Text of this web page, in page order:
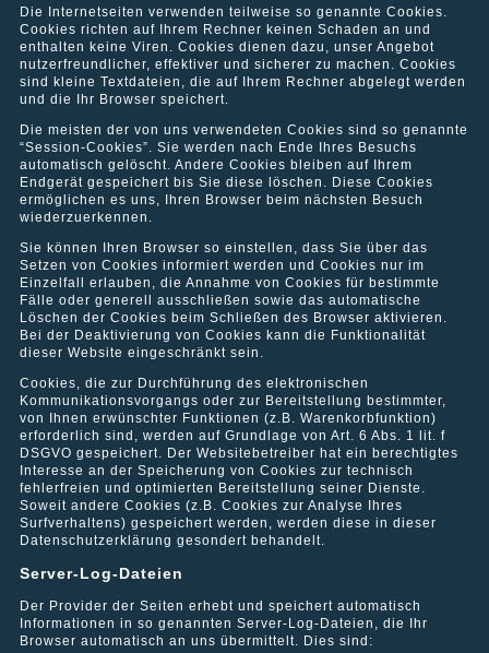
Referenzen
Sehen Sie hier einige Referenzobjekte der CityGate Immobilien
GmbH.Aus Gründen der Diskretion im Hinblick auf unsere
Eigentümer werden keine Adressdaten genannt. Sehen Sie hier
einige Referenzobjekte der CityGate Immobilien GmbH.Aus
Gründen der Diskretion im Hinblick auf unsere Eigentümer
werden keine Adressdaten genannt.
Wohn- und Geschäftshaus in Berlin-Charlottenburg
Die Internetseiten verwenden teilweise so genannte Cookies.
Cookies richten auf Ihrem Rechner keinen Schaden an und
enthalten keine Viren. Cookies dienen dazu, unser Angebot
nutzerfreundlicher, effektiver und sicherer zu machen. Cookies
sind kleine Textdateien, die auf Ihrem Rechner abgelegt werden
und die Ihr Browser speichert.
Die meisten der von uns verwendeten Cookies sind so genannte
“Session-Cookies”. Sie werden nach Ende Ihres Besuchs
automatisch gelöscht. Andere Cookies bleiben auf Ihrem
Endgerät gespeichert bis Sie diese löschen. Diese Cookies
ermöglichen es uns, Ihren Browser beim nächsten Besuch
wiederzuerkennen.
Sie können Ihren Browser so einstellen, dass Sie über das
Setzen von Cookies informiert werden und Cookies nur im
Einzelfall erlauben, die Annahme von Cookies für bestimmte
Fälle oder generell ausschließen sowie das automatische
Löschen der Cookies beim Schließen des Browser aktivieren.
Bei der Deaktivierung von Cookies kann die Funktionalität
dieser Website eingeschränkt sein.
Cookies, die zur Durchführung des elektronischen
Kommunikationsvorgangs oder zur Bereitstellung bestimmter,
von Ihnen erwünschter Funktionen (z.B. Warenkorbfunktion)
erforderlich sind, werden auf Grundlage von Art. 6 Abs. 1 lit. f
DSGVO gespeichert. Der Websitebetreiber hat ein berechtigtes
Interesse an der Speicherung von Cookies zur technisch
fehlerfreien und optimierten Bereitstellung seiner Dienste.
Soweit andere Cookies (z.B. Cookies zur Analyse Ihres
Surfverhaltens) gespeichert werden, werden diese in dieser
Datenschutzerklärung gesondert behandelt.
Server-Log-Dateien
Der Provider der Seiten erhebt und speichert automatisch
Informationen in so genannten Server-Log-Dateien, die Ihr
Browser automatisch an uns übermittelt. Dies sind: